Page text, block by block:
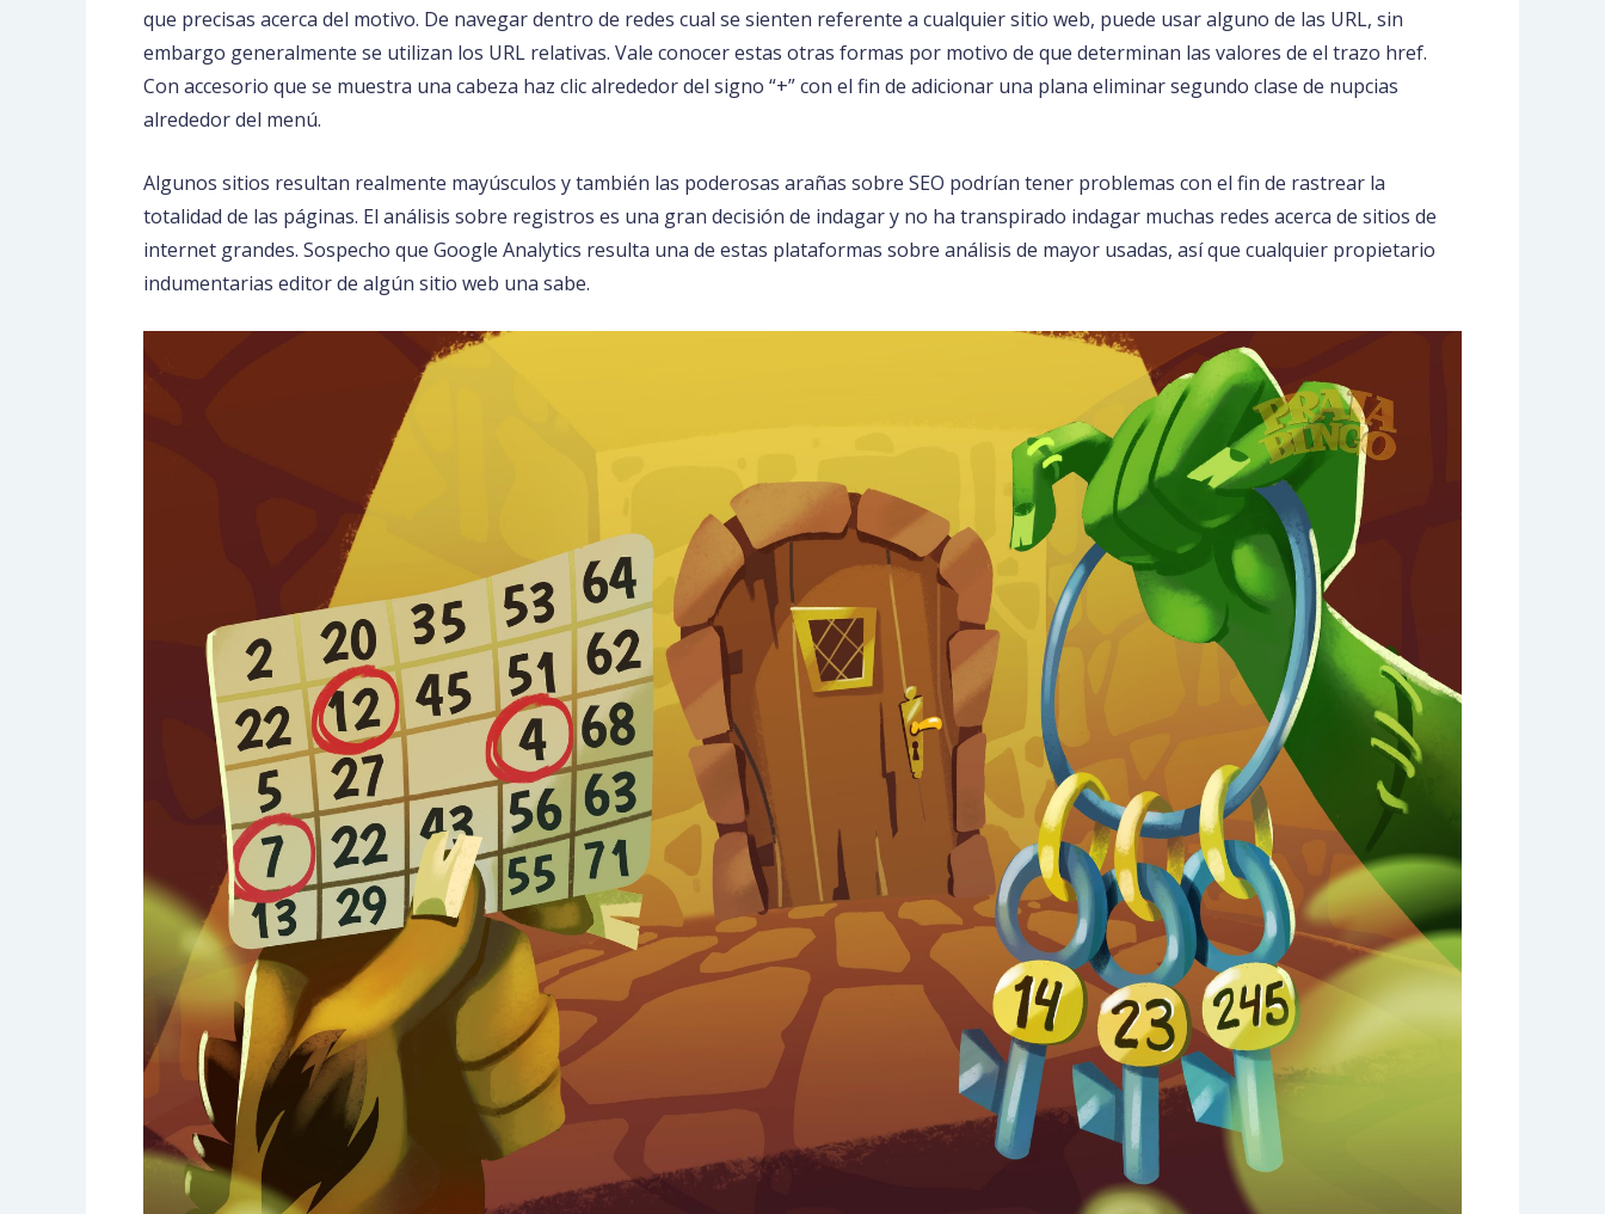
que precisas acerca del motivo. De navegar dentro de redes cual se sienten referente a cualquier sitio web, puede usar alguno de las URL, sin
embargo generalmente se utilizan los URL relativas. Vale conocer estas otras formas por motivo de que determinan las valores de el trazo href.
Con accesorio que se muestra una cabeza haz clic alrededor del signo “+” con el fin de adicionar una plana eliminar segundo clase de nupcias
alrededor del menú.
Algunos sitios resultan realmente mayúsculos y también las poderosas arañas sobre SEO podrían tener problemas con el fin de rastrear la
totalidad de las páginas. El análisis sobre registros es una gran decisión de indagar y no ha transpirado indagar muchas redes acerca de sitios de
internet grandes. Sospecho que Google Analytics resulta una de estas plataformas sobre análisis de mayor usadas, así que cualquier propietario
indumentarias editor de algún sitio web una sabe.